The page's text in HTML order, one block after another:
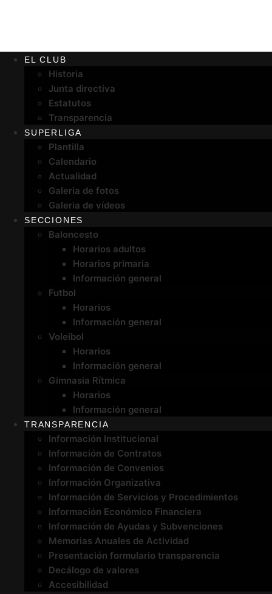
EL CLUB
Historia
Junta directiva
Estatutos
Transparencia
SUPERLIGA
Plantilla
Calendario
Actualidad
Galeria de fotos
Galeria de vídeos
SECCIONES
Baloncesto
Horarios adultos
Horarios primaria
Información general
Futbol
Horarios
Información general
Voleibol
Horarios
Información general
Gimnasia Rítmica
Horarios
Información general
TRANSPARENCIA
Información Institucional
Información de Contratos
Información de Convenios
Información Organizativa
Información de Servicios y Procedimientos
Información Económico Financiera
Información de Ayudas y Subvenciones
Memorias Anuales de Actividad
Presentación formulario transparencia
Decálogo de valores
Accesibilidad